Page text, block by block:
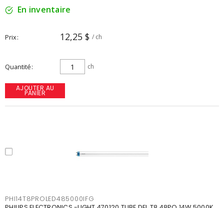
En inventaire
Prix 12,25 $ / ch
Quantité ch
AJOUTER AU
PANIER
PHI14T8PROLED485000IFG